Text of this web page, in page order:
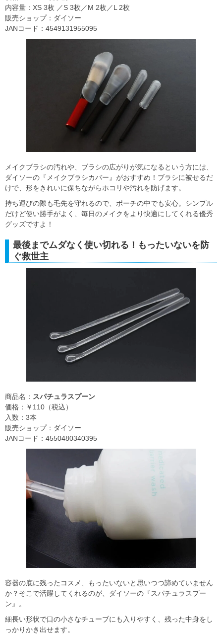
内容量：XS 3枚 ／S 3枚／M 2枚／L 2枚
販売ショップ：ダイソー
JANコード：4549131955095
メイクブラシの汚れや、ブラシの広がりが気になるという方には、
ダイソーの『メイクブラシカバー』がおすすめ！ブラシに被せるだ
けで、形をきれいに保ちながらホコリや汚れを防げます。
持ち運びの際も毛先を守れるので、ポーチの中でも安心。シンプル
だけど使い勝手がよく、毎日のメイクをより快適にしてくれる優秀
グッズですよ！
最後までムダなく使い切れる！もったいないを防
ぐ救世主
商品名： スパチュラスプーン
価格：￥110（税込）
入数：3本
販売ショップ：ダイソー
JANコード：4550480340395
容器の底に残ったコスメ、もったいないと思いつつ諦めていません
か？そこで活躍してくれるのが、ダイソーの『スパチュラスプー
ン』。
細長い形状で口の小さなチューブにも入りやすく、残った中身をし
っかりかき出せます。